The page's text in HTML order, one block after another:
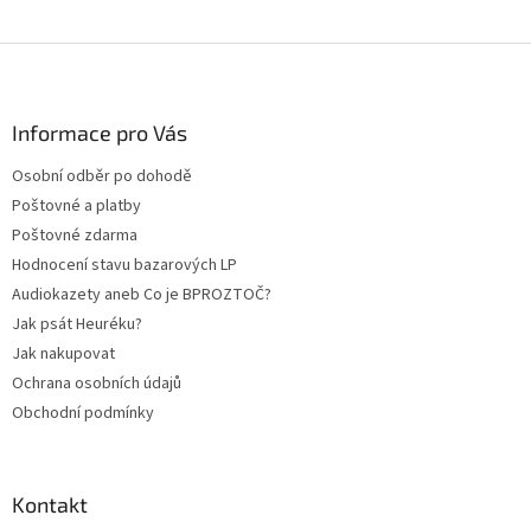
Informace pro Vás
Osobní odběr po dohodě
Poštovné a platby
Poštovné zdarma
Hodnocení stavu bazarových LP
Audiokazety aneb Co je BPROZTOČ?
Jak psát Heuréku?
Jak nakupovat
Ochrana osobních údajů
Obchodní podmínky
Kontakt